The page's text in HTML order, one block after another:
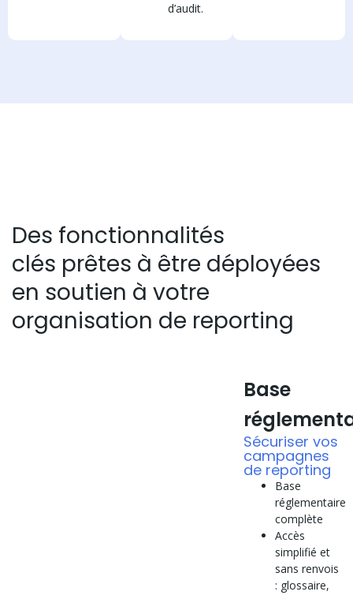
d’audit.
Des fonctionnalités
clés prêtes à être déployées
en soutien à votre
organisation de reporting
Base
Sécuriser vos
campagnes
de reporting
Base
réglementaire
complète
Accès
simplifié et
sans renvois
: glossaire,